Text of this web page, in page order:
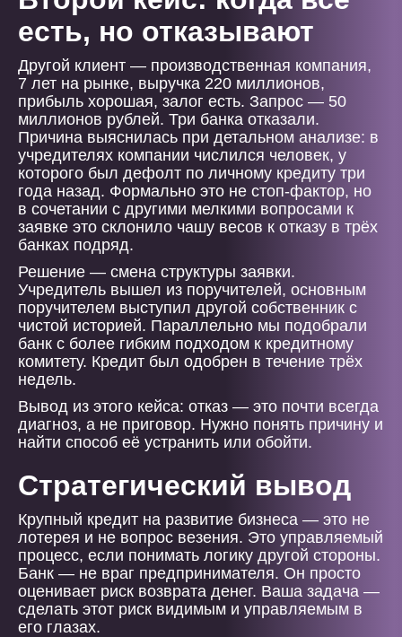
есть, но отказывают
Другой клиент — производственная компания,
7 лет на рынке, выручка 220 миллионов,
прибыль хорошая, залог есть. Запрос — 50
миллионов рублей. Три банка отказали.
Причина выяснилась при детальном анализе: в
учредителях компании числился человек, у
которого был дефолт по личному кредиту три
года назад. Формально это не стоп-фактор, но
в сочетании с другими мелкими вопросами к
заявке это склонило чашу весов к отказу в трёх
банках подряд.
Решение — смена структуры заявки.
Учредитель вышел из поручителей, основным
поручителем выступил другой собственник с
чистой историей. Параллельно мы подобрали
банк с более гибким подходом к кредитному
комитету. Кредит был одобрен в течение трёх
недель.
Вывод из этого кейса: отказ — это почти всегда
диагноз, а не приговор. Нужно понять причину и
найти способ её устранить или обойти.
Стратегический вывод
Крупный кредит на развитие бизнеса — это не
лотерея и не вопрос везения. Это управляемый
процесс, если понимать логику другой стороны.
Банк — не враг предпринимателя. Он просто
оценивает риск возврата денег. Ваша задача —
сделать этот риск видимым и управляемым в
его глазах.